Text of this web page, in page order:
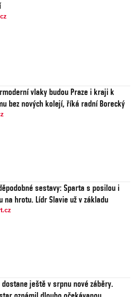
vlaky budou Praze i kraji k
bez nových kolejí, říká radní Borecký
sestavy: Sparta s posilou i
na hrotu. Lídr Slavie už v základu
dostane ještě v srpnu nové záběry.